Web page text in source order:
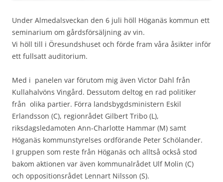
Under Almedalsveckan den 6 juli höll Höganäs kommun ett
seminarium om gårdsförsäljning av vin.
Vi höll till i Öresundshuset och förde fram våra åsikter inför
ett fullsatt auditorium.
Med i panelen var förutom mig även Victor Dahl från
Kullahalvöns Vingård. Dessutom deltog en rad politiker
från olika partier. Förra landsbygdsministern Eskil
Erlandsson (C), regionrådet Gilbert Tribo (L),
riksdagsledamoten Ann-Charlotte Hammar (M) samt
Höganäs kommunstyrelses ordförande Peter Schölander.
I gruppen som reste från Höganäs och alltså också stod
bakom aktionen var även kommunalrådet Ulf Molin (C)
och oppositionsrådet Lennart Nilsson (S).